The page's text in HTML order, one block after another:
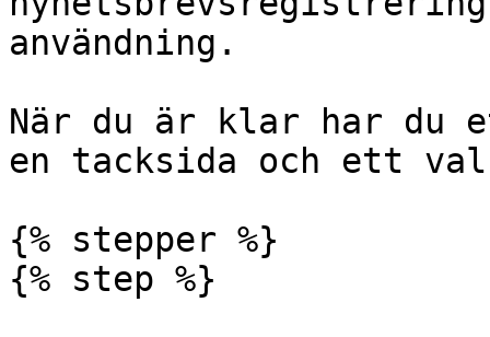
användning.
När du är klar har du
en tacksida och ett
{% stepper %}
{% step %}